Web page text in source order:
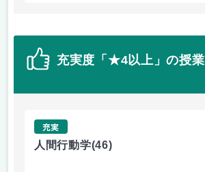
充実度「★4以上」の授業
充実
人間行動学(46)